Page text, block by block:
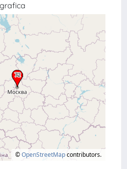
©OpenStreetMapcontributors.